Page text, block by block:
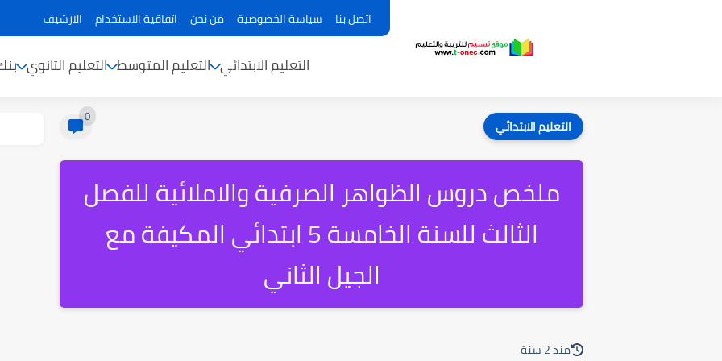
اتصل بنا سياسة الخصوصية من نحن اتفاقية الاستخدام الارشيف
التعليم الابتدائي التعليم المتوسط التعليم الثانوي
التعليم الابتدائي 0
ملخص دروس الظواهر الصرفية والاملائية للفصل
الثالث للسنة الخامسة 5 ابتدائي المكيفة مع
الجيل الثاني
منذ 2 سنة